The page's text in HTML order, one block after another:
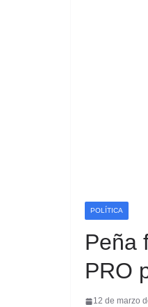
POLÍTICA
Peña
PRO
12 de marzo